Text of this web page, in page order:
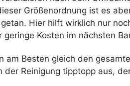
Größenordnung ist es
Hier hilft wirklich nur
geringe Kosten im nächsten
am Besten gleich den
der Reinigung tipptopp aus,